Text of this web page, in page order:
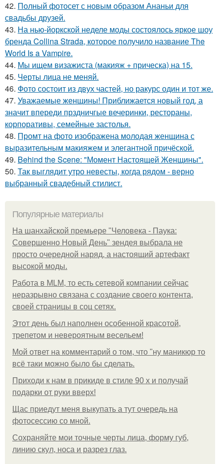
42. Полный фотосет с новым образом Ананьи для
свадьбы друзей.
43. На нью-йоркской неделе моды состоялось яркое шоу
бренда Collina Strada, которое получило название The
World Is a Vampire.
44. Мы ищем визажиста (макияж + прическа) на 15.
45. Черты лица не меняй.
46. Фото состоит из двух частей, но ракурс один и тот же.
47. Уважаемые женщины! Приближается новый год, а
значит впереди прздничгые вечеринки, рестораны,
корпоративы, семейные застолья.
48. Промт на фото изображена молодая женщина с
выразительным макияжем и элегантной причёской.
49. Behind the Scene: "Момент Настоящей Женщины".
50. Так выглядит утро невесты, когда рядом - верно
выбранный свадебный стилист.
Популярные материалы
На шанхайской премьере "Человека - Паука:
Совершенно Новый День" зендея выбрала не
просто очередной наряд, а настоящий артефакт
высокой моды.
Работа в MLM, то есть сетевой компании сейчас
неразрывно связана с создание своего контента,
своей страницы в соц сетях.
Этот день был наполнен особенной красотой,
трепетом и невероятным весельем!
Мой ответ на комментарий о том, что "ну маникюр то
всё таки можно было бы сделать.
Приходи к нам в прикиде в стиле 90 х и получай
подарки от руки вверх!
Щас приедут меня выкупать а тут очередь на
фотосессию со мной.
Сохраняйте мои точные черты лица, форму губ,
линию скул, носа и разрез глаз.